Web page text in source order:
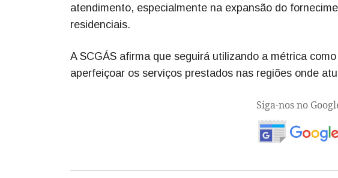
atendimento, especialmente na expansão do
residenciais.
A SCGÁS afirma que seguirá utilizando a métrica
aperfeiçoar os serviços prestados nas regiões onde
Siga-nos no